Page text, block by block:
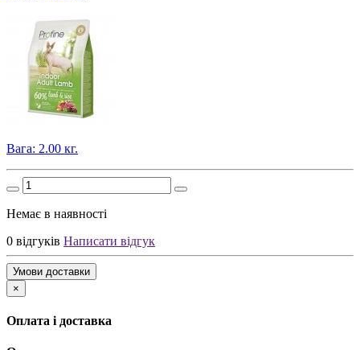
Вага: 2.00 кг.
Немає в наявності
0 відгуків Написати відгук
Умови доставки
×
Оплата і доставка